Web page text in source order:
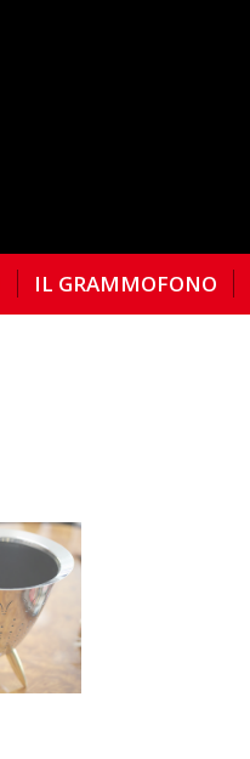
IL GRAMMOFONO